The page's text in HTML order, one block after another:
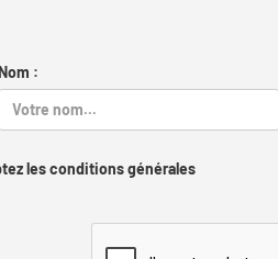
:
les conditions générales